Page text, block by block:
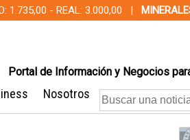
1.735,00 - REAL: 3.000,00 |
Portal de Información y Negocios
Nosotros